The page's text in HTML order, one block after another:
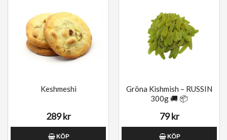
Keshmeshi
289 kr
KÖP
Gröna Kishmish – RUSSIN
300g 🚚 📦
79 kr
KÖP